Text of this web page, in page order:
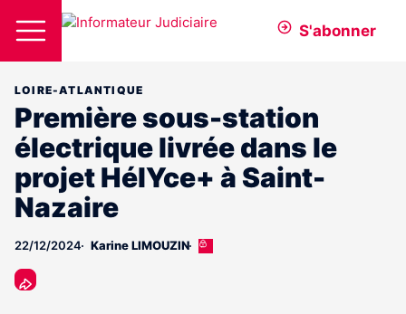
S'abonner
LOIRE-ATLANTIQUE
Première sous-station
électrique livrée dans le
projet HélYce+ à Saint-
Nazaire
22/12/2024 Karine LIMOUZIN
Cet